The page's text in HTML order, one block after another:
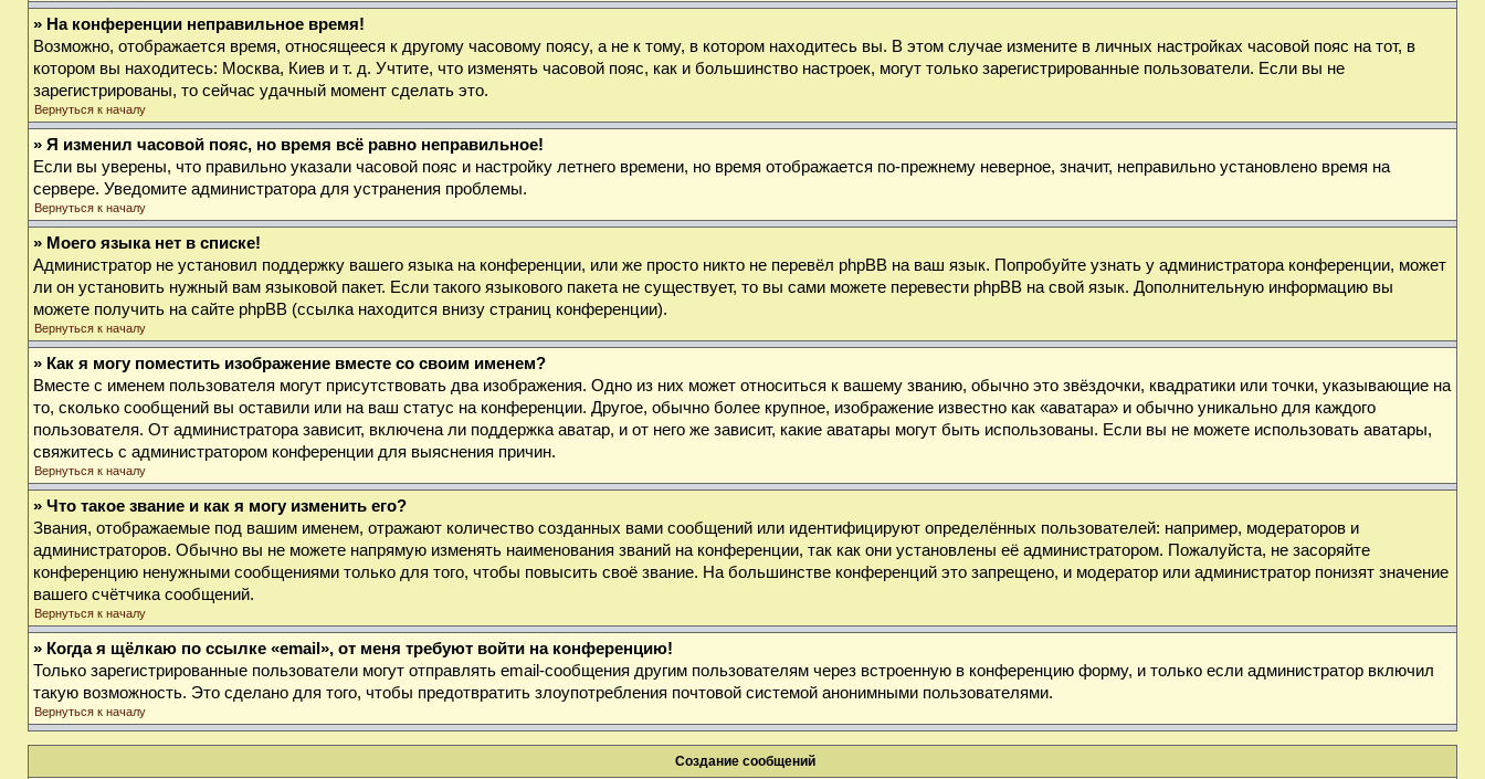
» На конференции неправильное время!
Возможно, отображается время, относящееся к другому часовому поясу, а не к тому, в котором находитесь вы. В этом случае измените в личных настройках часовой пояс на тот, в
котором вы находитесь: Москва, Киев и т. д. Учтите, что изменять часовой пояс, как и большинство настроек, могут только зарегистрированные пользователи. Если вы не
зарегистрированы, то сейчас удачный момент сделать это.
Вернуться к началу
» Я изменил часовой пояс, но время всё равно неправильное!
Если вы уверены, что правильно указали часовой пояс и настройку летнего времени, но время отображается по-прежнему неверное, значит, неправильно установлено время на
сервере. Уведомите администратора для устранения проблемы.
Вернуться к началу
» Моего языка нет в списке!
Администратор не установил поддержку вашего языка на конференции, или же просто никто не перевёл phpBB на ваш язык. Попробуйте узнать у администратора конференции, может
ли он установить нужный вам языковой пакет. Если такого языкового пакета не существует, то вы сами можете перевести phpBB на свой язык. Дополнительную информацию вы
можете получить на сайте phpBB (ссылка находится внизу страниц конференции).
Вернуться к началу
» Как я могу поместить изображение вместе со своим именем?
Вместе с именем пользователя могут присутствовать два изображения. Одно из них может относиться к вашему званию, обычно это звёздочки, квадратики или точки, указывающие на
то, сколько сообщений вы оставили или на ваш статус на конференции. Другое, обычно более крупное, изображение известно как «аватара» и обычно уникально для каждого
пользователя. От администратора зависит, включена ли поддержка аватар, и от него же зависит, какие аватары могут быть использованы. Если вы не можете использовать аватары,
свяжитесь с администратором конференции для выяснения причин.
Вернуться к началу
» Что такое звание и как я могу изменить его?
Звания, отображаемые под вашим именем, отражают количество созданных вами сообщений или идентифицируют определённых пользователей: например, модераторов и
администраторов. Обычно вы не можете напрямую изменять наименования званий на конференции, так как они установлены её администратором. Пожалуйста, не засоряйте
конференцию ненужными сообщениями только для того, чтобы повысить своё звание. На большинстве конференций это запрещено, и модератор или администратор понизят значение
вашего счётчика сообщений.
Вернуться к началу
» Когда я щёлкаю по ссылке «email», от меня требуют войти на конференцию!
Только зарегистрированные пользователи могут отправлять email-сообщения другим пользователям через встроенную в конференцию форму, и только если администратор включил
такую возможность. Это сделано для того, чтобы предотвратить злоупотребления почтовой системой анонимными пользователями.
Вернуться к началу
Создание сообщений